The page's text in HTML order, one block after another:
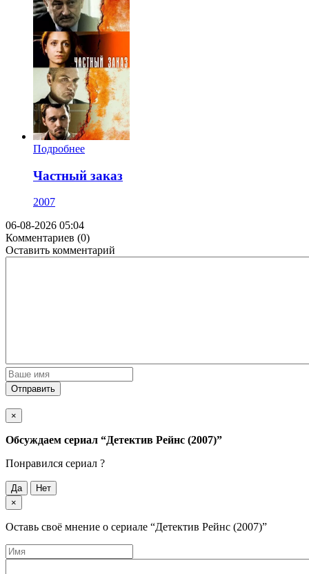
Подробнее
Частный заказ
2007
06-08-2026 05:04
Комментариев (0)
Оставить комментарий
Отправить
×
Обсуждаем cериал “Детектив Рейнс (2007)”
Понравился cериал ?
Да
Нет
×
Оставь своё мнение о cериале “Детектив Рейнс (2007)”